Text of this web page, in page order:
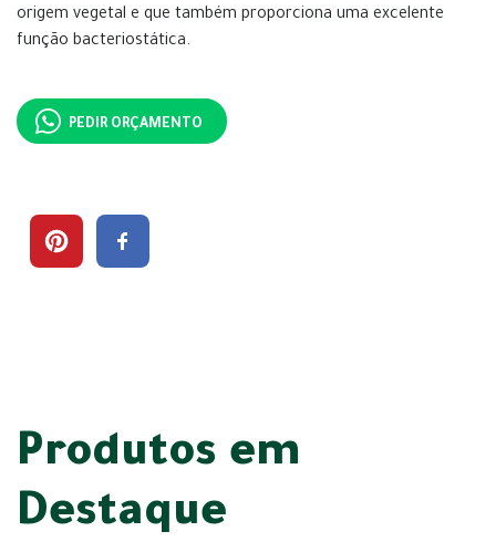
origem vegetal e que também proporciona uma excelente
função bacteriostática.
PEDIR ORÇAMENTO
Produtos em
Destaque